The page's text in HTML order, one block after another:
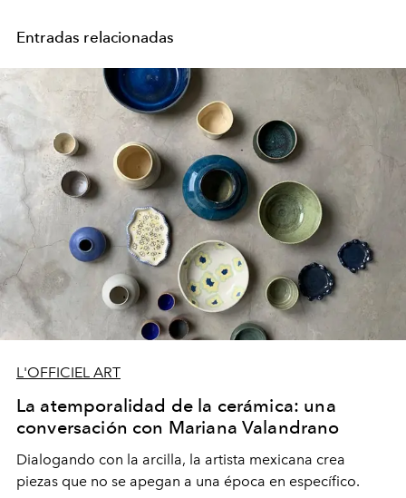
Entradas relacionadas
L'OFFICIEL ART
La atemporalidad de la cerámica: una
conversación con Mariana Valandrano
Dialogando con la arcilla, la artista mexicana crea
piezas que no se apegan a una época en específico.